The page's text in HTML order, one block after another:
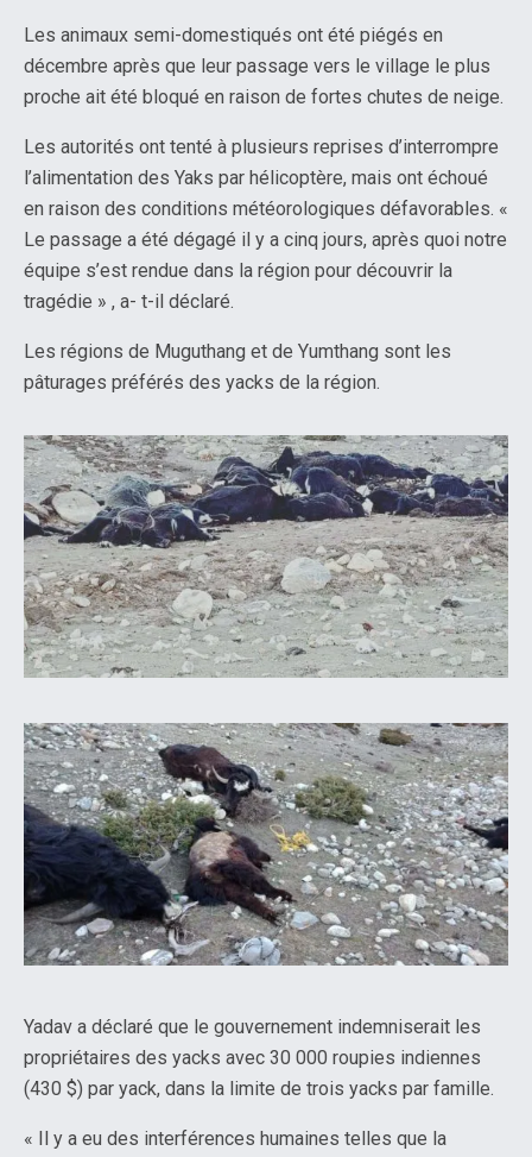
Les animaux semi-domestiqués ont été piégés en
décembre après que leur passage vers le village le plus
proche ait été bloqué en raison de fortes chutes de neige.
Les autorités ont tenté à plusieurs reprises d’interrompre
l’alimentation des Yaks par hélicoptère, mais ont échoué
en raison des conditions météorologiques défavorables. «
Le passage a été dégagé il y a cinq jours, après quoi notre
équipe s’est rendue dans la région pour découvrir la
tragédie » , a- t-il déclaré.
Les régions de Muguthang et de Yumthang sont les
pâturages préférés des yacks de la région.
Yadav a déclaré que le gouvernement indemniserait les
propriétaires des yacks avec 30 000 roupies indiennes
(430 $) par yack, dans la limite de trois yacks par famille.
« Il y a eu des interférences humaines telles que la